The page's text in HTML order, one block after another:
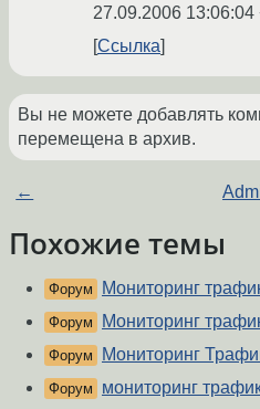
27.09.2006 13:06:04
Ссылка
Вы не можете добавлять
перемещена в архив.
←
Похожие темы
Форум Мониторинг
Форум Мониторинг
Форум Мониторинг
Форум мониторинг